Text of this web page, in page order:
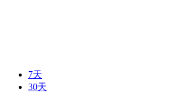
7天
30天